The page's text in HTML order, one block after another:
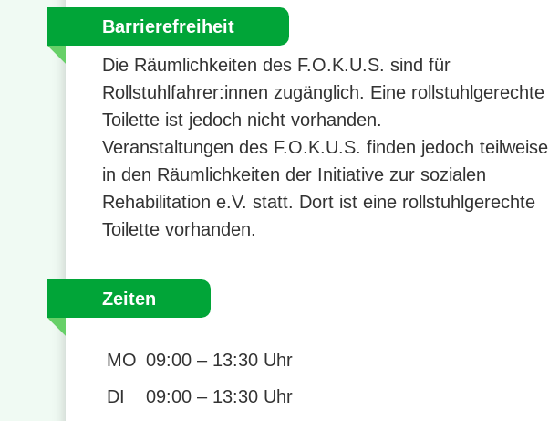
Barrierefreiheit
Die Räumlichkeiten des F.O.K.U.S. sind für
Rollstuhlfahrer:innen zugänglich. Eine rollstuhlgerechte
Toilette ist jedoch nicht vorhanden.
Veranstaltungen des F.O.K.U.S. finden jedoch teilweise
in den Räumlichkeiten der Initiative zur sozialen
Rehabilitation e.V. statt. Dort ist eine rollstuhlgerechte
Toilette vorhanden.
Zeiten
MO 09:00 – 13:30 Uhr
DI
09:00 – 13:30 Uhr